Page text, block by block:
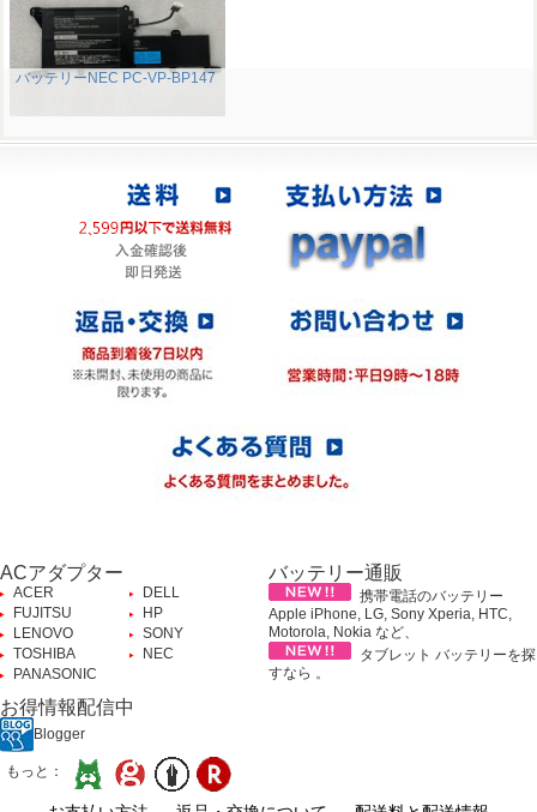
バッテリーNEC PC-VP-BP147
ACアダプター
ACER
DELL
FUJITSU
HP
LENOVO
SONY
TOSHIBA
NEC
PANASONIC
バッテリー通販
携帯電話のバッテリー
Apple iPhone, LG, Sony Xperia, HTC,
Motorola, Nokia など、
タブレット バッテリーを探
すなら 。
お得情報配信中
Blogger
もっと：